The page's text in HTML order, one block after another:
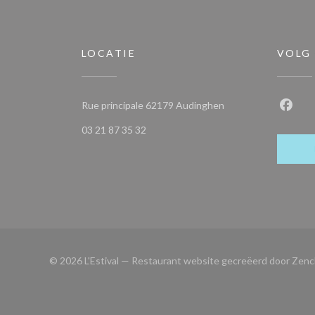
LOCATIE
Rue principale 62179 Audinghen((opent in een nieuw
03 21 87 35 32
VOLG
© 2026 L'Estival — Restaurant website gecreëerd door